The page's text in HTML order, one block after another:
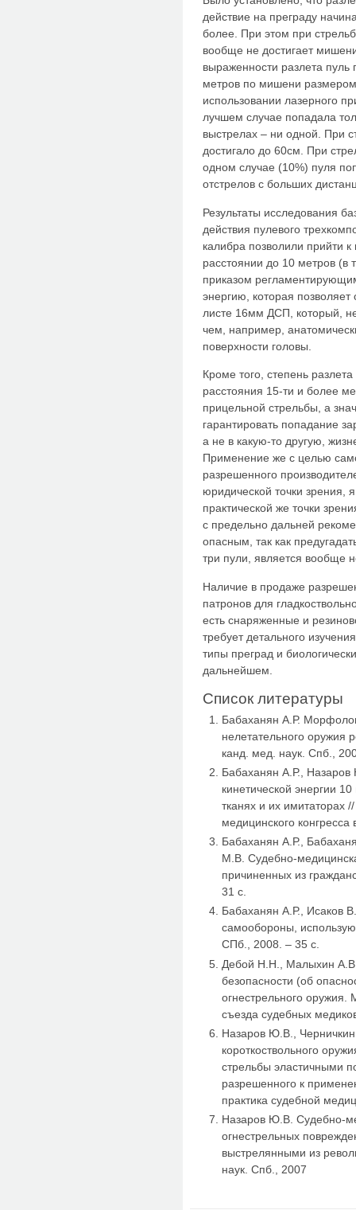
действие на преграду
более. При этом при
вообще не достигает
выраженности разлета пуль
метров по мишени
использовании лазерного
лучшем случае попадала
выстрелах – ни одной. При
достигало до 60см. При
одном случае (10%) пуля
отстрелов с больших
Результаты исследования
действия пулевого
калибра позволили прийти
расстоянии до 10 метров (в
приказом
энергию, которая
листе 16мм ДСП, который,
чем, например,
поверхности головы.
Кроме того, степень
расстояния 15-ти и более
прицельной стрельбы, а
гарантировать попадание
а не в какую-то другую,
Применение же с целью
разрешенного
юридической точки зрения,
практической же точки
с предельно дальней
опасным, так как
три пули, является вообще
Наличие в продаже
патронов для
есть снаряженные и
требует детального
типы преград и
дальнейшем.
Список литературы
Бабаханян А.Р.
нелетательного
канд. мед. наук. Спб.,
Бабаханян А.Р.,
кинетической энергии
тканях и их имитаторах
медицинского
Бабаханян А.Р.,
М.В. Судебно-
причиненных из
31 с.
Бабаханян А.Р., Исаков
самообороны,
СПб., 2008. – 35 с.
Дебой Н.Н., Малыхин
безопасности (об
огнестрельного оружия.
съезда судебных
Назаров Ю.В.,
короткоствольного
стрельбы эластичными
разрешенного к
практика судебной
Назаров Ю.В. Судебно-
огнестрельных
выстрелянными из
наук. Спб., 2007